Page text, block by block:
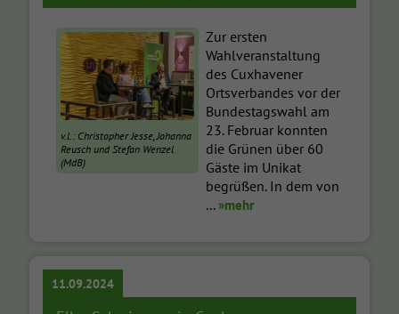
v.l.: Christopher Jesse, Johanna
Reusch und Stefan Wenzel
(MdB)
Zur ersten
Wahlveranstaltung
des Cuxhavener
Ortsverbandes vor der
Bundestagswahl am
23. Februar konnten
die Grünen über 60
Gäste im Unikat
begrüßen. In dem von
... »mehr
11.09.2024